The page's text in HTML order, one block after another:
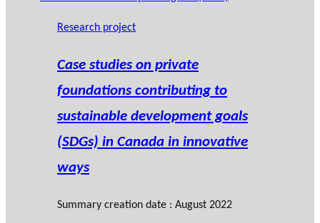
Research project
Case studies on private
foundations contributing to
sustainable development goals
(SDGs) in Canada in innovative
ways
Summary creation date : August 2022